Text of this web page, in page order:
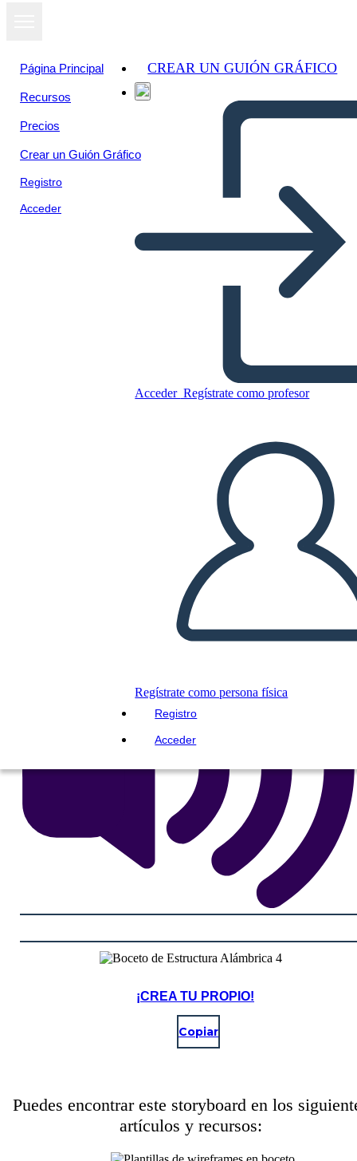
Página Principal
Recursos
Precios
Crear un Guión Gráfico
Registro
Acceder
CREAR UN GUIÓN GRÁFICO
Acceder Regístrate como profesor
Regístrate como persona física
Registro
Acceder
Copie este guión gráfico
CREAR UN GUIÓN GRÁFICO
JUEGO DE DIAPOSITIVAS
LEERME
¡CREA TU PROPIO!
Copiar
Puedes encontrar este storyboard en los
artículos y recursos: